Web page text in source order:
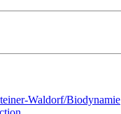
Waldorf/Biodynamie